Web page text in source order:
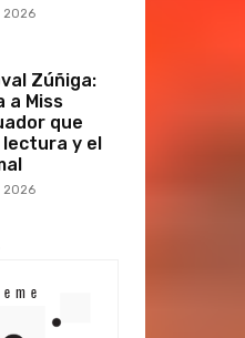
2026
Zúñiga:
a Miss
que
lectura y el
2026